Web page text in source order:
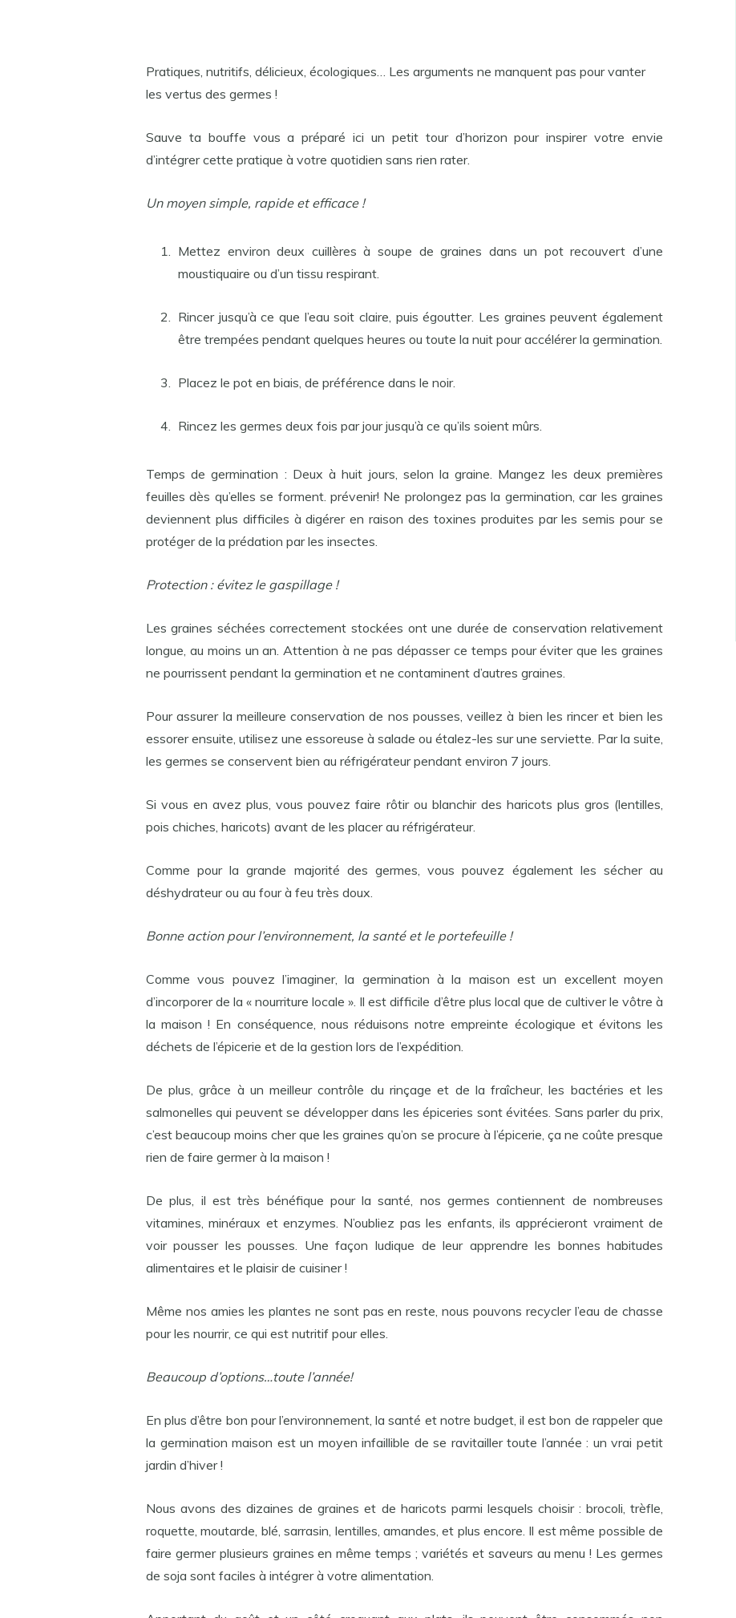
Pratiques, nutritifs, délicieux, écologiques… Les arguments ne manquent pas pour vanter
les vertus des germes !
Sauve ta bouffe vous a préparé ici un petit tour d’horizon pour inspirer votre envie
d’intégrer cette pratique à votre quotidien sans rien rater.
Un moyen simple, rapide et efficace !
Mettez environ deux cuillères à soupe de graines dans un pot recouvert d’une
moustiquaire ou d’un tissu respirant.
Rincer jusqu’à ce que l’eau soit claire, puis égoutter. Les graines peuvent également
être trempées pendant quelques heures ou toute la nuit pour accélérer la germination.
Placez le pot en biais, de préférence dans le noir.
Rincez les germes deux fois par jour jusqu’à ce qu’ils soient mûrs.
Temps de germination : Deux à huit jours, selon la graine. Mangez les deux premières
feuilles dès qu’elles se forment. prévenir! Ne prolongez pas la germination, car les graines
deviennent plus difficiles à digérer en raison des toxines produites par les semis pour se
protéger de la prédation par les insectes.
Protection : évitez le gaspillage !
Les graines séchées correctement stockées ont une durée de conservation relativement
longue, au moins un an. Attention à ne pas dépasser ce temps pour éviter que les graines
ne pourrissent pendant la germination et ne contaminent d’autres graines.
Pour assurer la meilleure conservation de nos pousses, veillez à bien les rincer et bien les
essorer ensuite, utilisez une essoreuse à salade ou étalez-les sur une serviette. Par la suite,
les germes se conservent bien au réfrigérateur pendant environ 7 jours.
Si vous en avez plus, vous pouvez faire rôtir ou blanchir des haricots plus gros (lentilles,
pois chiches, haricots) avant de les placer au réfrigérateur.
Comme pour la grande majorité des germes, vous pouvez également les sécher au
déshydrateur ou au four à feu très doux.
Bonne action pour l’environnement, la santé et le portefeuille !
Comme vous pouvez l’imaginer, la germination à la maison est un excellent moyen
d’incorporer de la « nourriture locale ». Il est difficile d’être plus local que de cultiver le vôtre à
la maison ! En conséquence, nous réduisons notre empreinte écologique et évitons les
déchets de l’épicerie et de la gestion lors de l’expédition.
De plus, grâce à un meilleur contrôle du rinçage et de la fraîcheur, les bactéries et les
salmonelles qui peuvent se développer dans les épiceries sont évitées. Sans parler du prix,
c’est beaucoup moins cher que les graines qu’on se procure à l’épicerie, ça ne coûte presque
rien de faire germer à la maison !
De plus, il est très bénéfique pour la santé, nos germes contiennent de nombreuses
vitamines, minéraux et enzymes. N’oubliez pas les enfants, ils apprécieront vraiment de
voir pousser les pousses. Une façon ludique de leur apprendre les bonnes habitudes
alimentaires et le plaisir de cuisiner !
Même nos amies les plantes ne sont pas en reste, nous pouvons recycler l’eau de chasse
pour les nourrir, ce qui est nutritif pour elles.
Beaucoup d’options…toute l’année!
En plus d’être bon pour l’environnement, la santé et notre budget, il est bon de rappeler que
la germination maison est un moyen infaillible de se ravitailler toute l’année : un vrai petit
jardin d’hiver !
Nous avons des dizaines de graines et de haricots parmi lesquels choisir : brocoli, trèfle,
roquette, moutarde, blé, sarrasin, lentilles, amandes, et plus encore. Il est même possible de
faire germer plusieurs graines en même temps ; variétés et saveurs au menu ! Les germes
de soja sont faciles à intégrer à votre alimentation.